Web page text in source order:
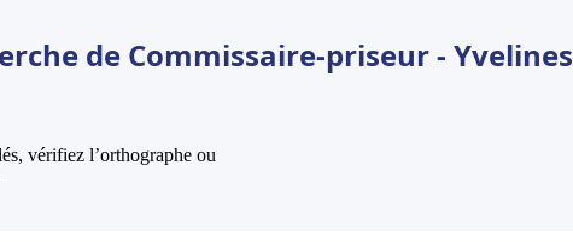
de Commissaire-priseur - Yvelines
vérifiez l’orthographe ou